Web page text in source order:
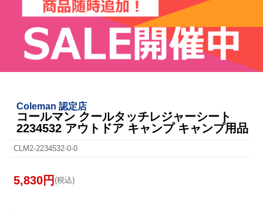
Coleman 認定店
コールマン クールタッチレジャーシート
2234532 アウトドア キャンプ キャンプ用品
CLM2-2234532-0-0
5,830円 (税込)